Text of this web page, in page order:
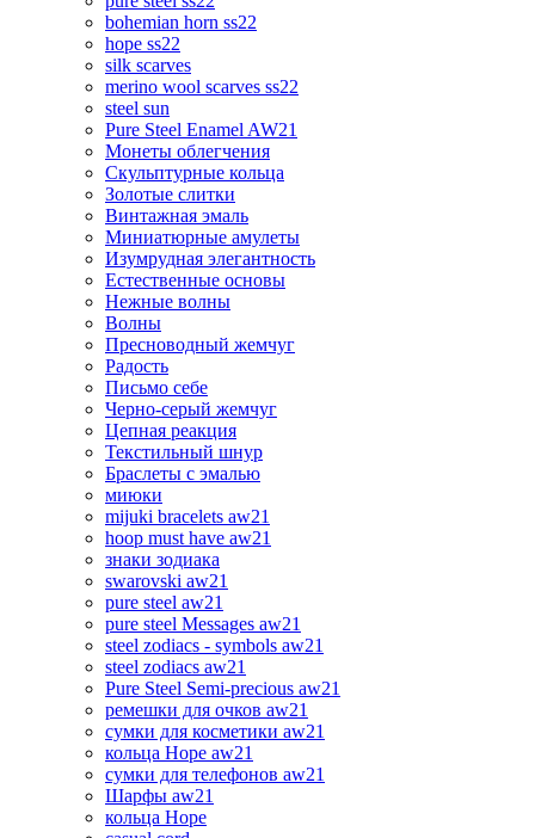
bohemian horn ss22
hope ss22
silk scarves
merino wool scarves ss22
steel sun
Pure Steel Enamel AW21
Монеты облегчения
Скульптурные кольца
Золотые слитки
Винтажная эмаль
Миниатюрные амулеты
Изумрудная элегантность
Естественные основы
Нежные волны
Волны
Пресноводный жемчуг
Радость
Письмо себе
Черно-серый жемчуг
Цепная реакция
Текстильный шнур
Браслеты с эмалью
миюки
mijuki bracelets aw21
hoop must have aw21
знаки зодиака
swarovski aw21
pure steel aw21
pure steel Messages aw21
steel zodiacs - symbols aw21
steel zodiacs aw21
Pure Steel Semi-precious aw21
ремешки для очков aw21
сумки для косметики aw21
кольца Hope aw21
сумки для телефонов aw21
Шарфы aw21
кольца Hope